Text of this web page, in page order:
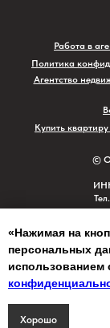
«Нажимая на
персональных
использованием
Хорошо
Работа в
Политика
Агентство
Купить
©